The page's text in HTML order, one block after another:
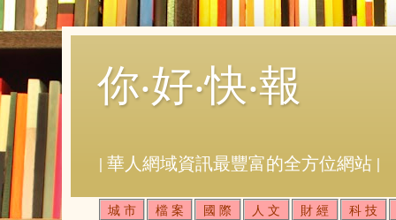
你‧好‧快‧報
| 華人網域資訊最豐富的全方位網站 |
城 市 檔 案 國 際 人 文 財 經 科 技